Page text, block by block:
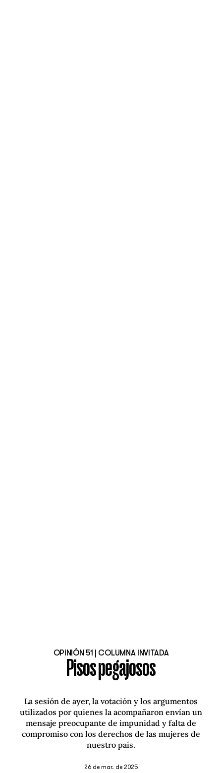
OPINIÓN 51 | COLUMNA INVITADA
Pisos pegajosos
La sesión de ayer, la votación y los argumentos
utilizados por quienes la acompañaron envían un
mensaje preocupante de impunidad y falta de
compromiso con los derechos de las mujeres de
nuestro país.
26 de mar. de 2025